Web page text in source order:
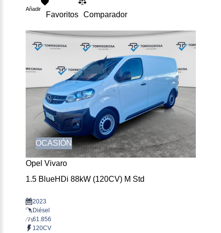
Añadir
Favoritos Comparador
OCASIÓN
Opel Vivaro
1.5 BlueHDi 88kW (120CV) M Std
2023
Diésel
61.856
120CV